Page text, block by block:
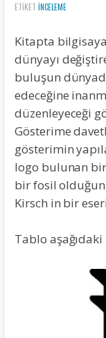
ETIKET INCELEME
Kitapta
dünyayı
buluşun
edeceğine
düzenleyeceği
Gösterime
gösterimin
logo bulunan
bir fosil
Kirsch in bir
Tablo